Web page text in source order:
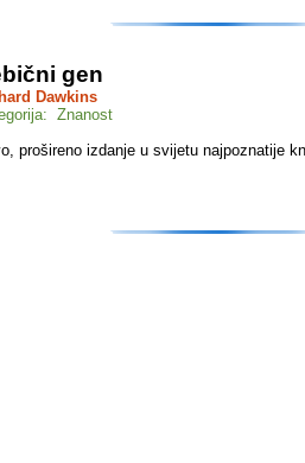
gen
Dawkins
Znanost
prošireno izdanje u svijetu najpoznatije